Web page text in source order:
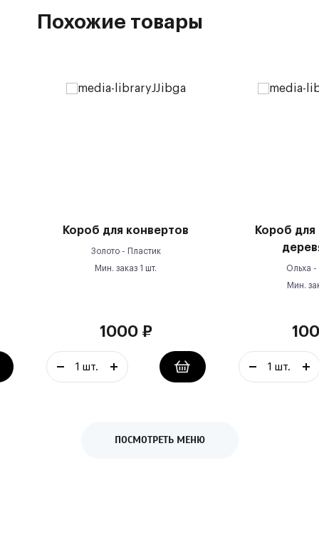
Похожие товары
Короб для конвертов
Золото - Пластик
Мин. заказ 1 шт.
1000₽
Короб для
Ольха -
Мин.
ПОСМОТРЕТЬ МЕНЮ